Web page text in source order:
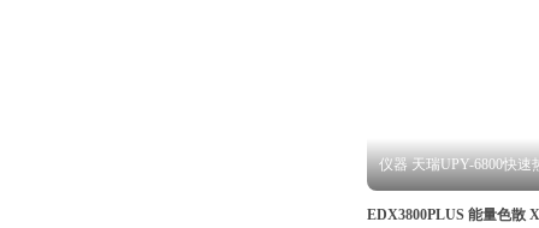
仪器 天瑞UPY-6800快
联用仪
EDX3800PLUS 能量色散